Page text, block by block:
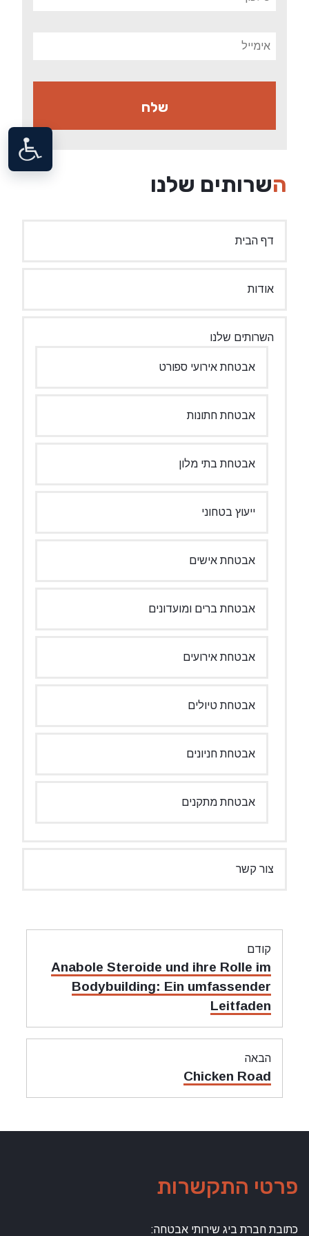
השרותים שלנו
דף הבית
אודות
השרותים שלנו
אבטחת אירועי ספורט
אבטחת חתונות
אבטחת בתי מלון
ייעוץ בטחוני
אבטחת אישים
אבטחת ברים ומועדונים
אבטחת אירועים
אבטחת טיולים
אבטחת חניונים
אבטחת מתקנים
צור קשר
ניווט
קודם
מאמר
קודם:
Anabole Steroide und ihre Rolle im
Bodybuilding: Ein umfassender
Leitfaden
הבאה
מאמר
Chicken Road
פרטי התקשרות
כתובת חברת ביג שירותי אבטחה: